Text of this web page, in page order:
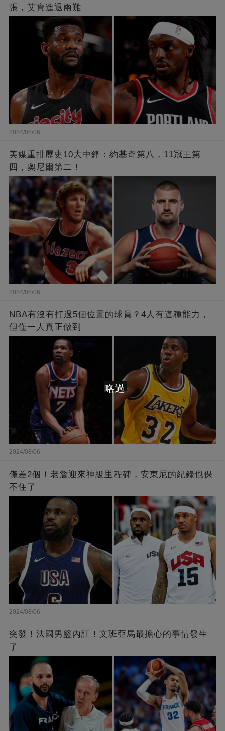
張，艾寶進退兩難
2024/08/06
美媒重排歷史10大中鋒：約基奇第八，11冠王第
四，奧尼爾第二！
2024/08/06
NBA有沒有打過5個位置的球員？4人有這種能力，
但僅一人真正做到
2024/08/06
僅差2個！老詹迎來神級里程碑，安東尼的紀錄也保
不住了
2024/08/06
突發！法國男籃內訌！文班亞馬最擔心的事情發生
了
略過